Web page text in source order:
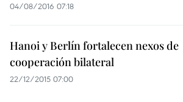
04/08/2016 07:18
Hanoi y Berlín fortalecen nexos de
cooperación bilateral
22/12/2015 07:00